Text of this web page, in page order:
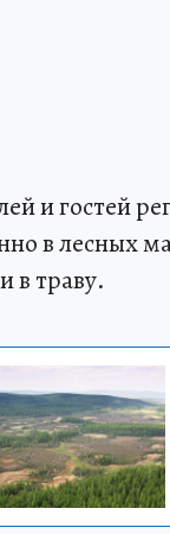
и гостей
в лесных
в траву.